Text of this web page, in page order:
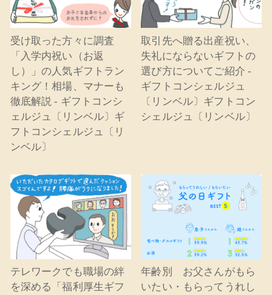
受け取った方々に調査
「入学内祝い（お返
し）」の人気ギフトラン
キング！相場、マナーも
徹底解説 - ギフトコンシ
ェルジュ〔リンベル〕ギ
フトコンシェルジュ〔リ
ンベル〕
取引先へ贈る出産祝い、
失礼にならないギフトの
選び方についてご紹介 -
ギフトコンシェルジュ
〔リンベル〕ギフトコン
シェルジュ〔リンベル〕
テレワークでも職場の絆
を深める「福利厚生ギフ
年齢別 お父さんがもら
いたい・もらってうれし